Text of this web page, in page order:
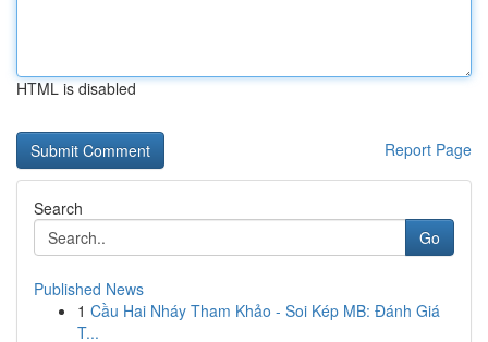
HTML is disabled
Report Page
Search
Go
Published News
1 Cầu Hai Nháy Tham Khảo - Soi Kép MB: Đánh Giá
T...